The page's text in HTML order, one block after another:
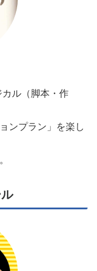
ル（脚本・作
ンプラン」を楽し